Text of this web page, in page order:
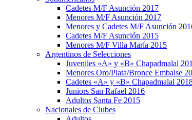
Cadetes M/F Asunción 2017
Menores M/F Asunción 2017
Menores y Cadetes M/F Asunción
Cadetes M/F Asunción 2015
Menores M/F Villa María 2015
Argentinos de Selecciones
Juveniles «A» y «B» Chapadmalal
Menores Oro/Plata/Bronce Embalse
Cadetes «A» y «B» Chapadmalal
Juniors San Rafael 2016
Adultos Santa Fe 2015
Nacionales de Clubes